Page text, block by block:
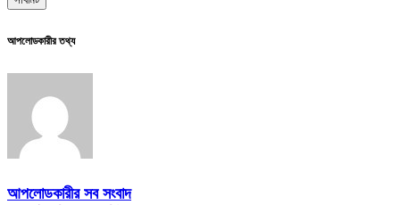
আপলোডকারীর তথ্য
আপলোডকারীর সব সংবাদ